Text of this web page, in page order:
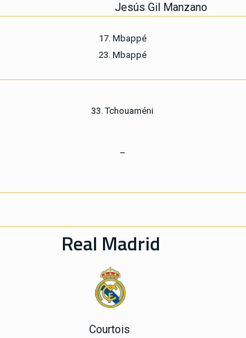
Jesús Gil Manzano
17. Mbappé
23. Mbappé
33. Tchouaméni
–
Real Madrid
Courtois